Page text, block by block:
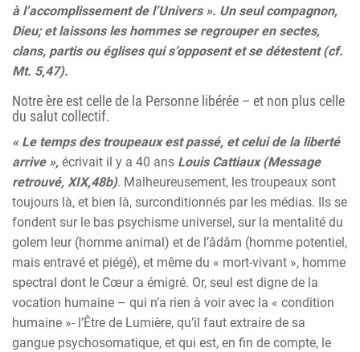
à l’accomplissement de l’Univers ». Un seul compagnon,
Dieu; et laissons les hommes se regrouper en sectes,
clans, partis ou églises qui s’opposent et se détestent (cf.
Mt. 5,47).
Notre ère est celle de la Personne libérée – et non plus celle
du salut collectif.
« Le temps des troupeaux est passé, et celui de la liberté
arrive », écrivait il y a 40 ans Louis Cattiaux (Message
retrouvé, XIX,48b). Malheureusement, les troupeaux sont
toujours là, et bien là, surconditionnés par les médias. Ils se
fondent sur le bas psychisme universel, sur la mentalité du
golem leur (homme animal) et de l’âdâm (homme potentiel,
mais entravé et piégé), et même du « mort-vivant », homme
spectral dont le Cœur a émigré. Or, seul est digne de la
vocation humaine – qui n’a rien à voir avec la « condition
humaine »- l’Être de Lumière, qu’il faut extraire de sa
gangue psychosomatique, et qui est, en fin de compte, le